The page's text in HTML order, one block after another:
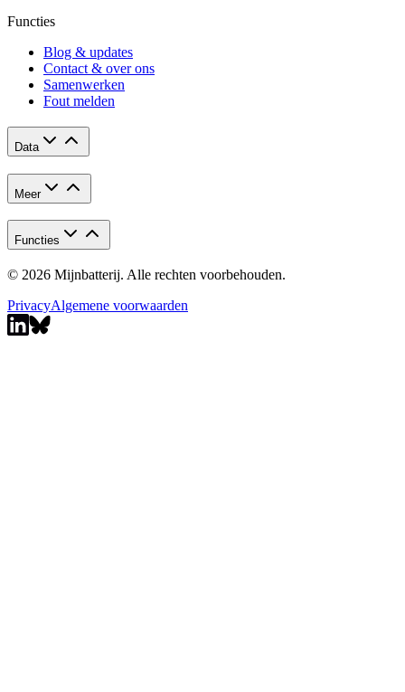
Functies
Blog & updates
Contact & over ons
Samenwerken
Fout melden
Data
Meer
Functies
© 2026 Mijnbatterij. Alle rechten voorbehouden.
PrivacyAlgemene voorwaarden